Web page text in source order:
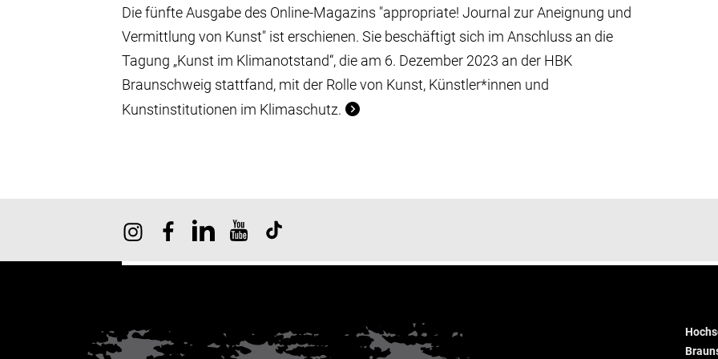
Die fünfte Ausgabe des Online-Magazins "appropriate! Journal zur Aneignung und
Vermittlung von Kunst" ist erschienen. Sie beschäftigt sich im Anschluss an die
Tagung „Kunst im Klimanotstand“, die am 6. Dezember 2023 an der HBK
Braunschweig stattfand, mit der Rolle von Kunst, Künstler*innen und
Kunstinstitutionen im Klimaschutz.